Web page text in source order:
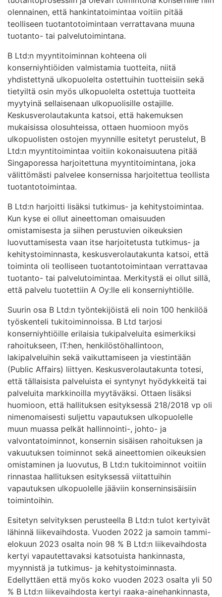
olennainen, että hankintatoimintaa voitiin pitää
teolliseen tuotantotoimintaan verrattavana muuna
tuotanto- tai palvelutoimintana.
B Ltd:n myyntitoiminnan kohteena oli
konserniyhtiöiden valmistamia tuotteita, niitä
yhdistettynä ulkopuolelta ostettuihin tuotteisiin sekä
tietyiltä osin myös ulkopuolelta ostettuja tuotteita
myytyinä sellaisenaan ulkopuolisille ostajille.
Keskusverolautakunta katsoi, että hakemuksen
mukaisissa olosuhteissa, ottaen huomioon myös
ulkopuolisten ostojen myynnille esitetyt perustelut, B
Ltd:n myyntitoimintaa voitiin kokonaisuutena pitää
Singaporessa harjoitettuna myyntitoimintana, joka
välittömästi palvelee konsernissa harjoitettua teollista
tuotantotoimintaa.
B Ltd:n harjoitti lisäksi tutkimus- ja kehitystoimintaa.
Kun kyse ei ollut aineettoman omaisuuden
omistamisesta ja siihen perustuvien oikeuksien
luovuttamisesta vaan itse harjoitetusta tutkimus- ja
kehitystoiminnasta, keskusverolautakunta katsoi, että
toiminta oli teolliseen tuotantotoimintaan verrattavaa
tuotanto- tai palvelutoimintaa. Merkitystä ei ollut sillä,
että palvelu tuotettiin A Oy:lle eli konserniyhtiölle.
Suurin osa B Ltd:n työntekijöistä eli noin 100 henkilöä
työskenteli tukitoiminnoissa. B Ltd tarjosi
konserniyhtiöille erilaisia tukipalveluita esimerkiksi
rahoitukseen, IT:hen, henkilöstöhallintoon,
lakipalveluihin sekä vaikuttamiseen ja viestintään
(Public Affairs) liittyen. Keskusverolautakunta totesi,
että tällaisista palveluista ei syntynyt hyödykkeitä tai
palveluita markkinoilla myytäväksi. Ottaen lisäksi
huomioon, että hallituksen esityksessä 218/2018 vp oli
nimenomaisesti suljettu vapautuksen ulkopuolelle
muun muassa pelkät hallinnointi-, johto- ja
valvontatoiminnot, konsernin sisäisen rahoituksen ja
vakuutuksen toiminnot sekä aineettomien oikeuksien
omistaminen ja luovutus, B Ltd:n tukitoiminnot voitiin
rinnastaa hallituksen esityksessä viitattuihin
vapautuksen ulkopuolelle jääviin konserninsisäisiin
toimintoihin.
Esitetyn selvityksen perusteella B Ltd:n tulot kertyivät
lähinnä liikevaihdosta. Vuoden 2022 ja samoin tammi-
elokuun 2023 osalta noin 98 % B Ltd:n liikevaihdosta
kertyi vapautettavaksi katsotuista hankinnasta,
myynnistä ja tutkimus- ja kehitystoiminnasta.
Edellyttäen että myös koko vuoden 2023 osalta yli 50
% B Ltd:n liikevaihdosta kertyi raaka-ainehankinnasta,